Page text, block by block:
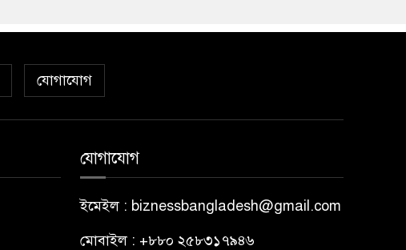
যোগাযোগ
যোগাযোগ
ইমেইল : biznessbangladesh@gmail.com
মোবাইল : +৮৮০ ২৫৮৩১৭৯৪৬